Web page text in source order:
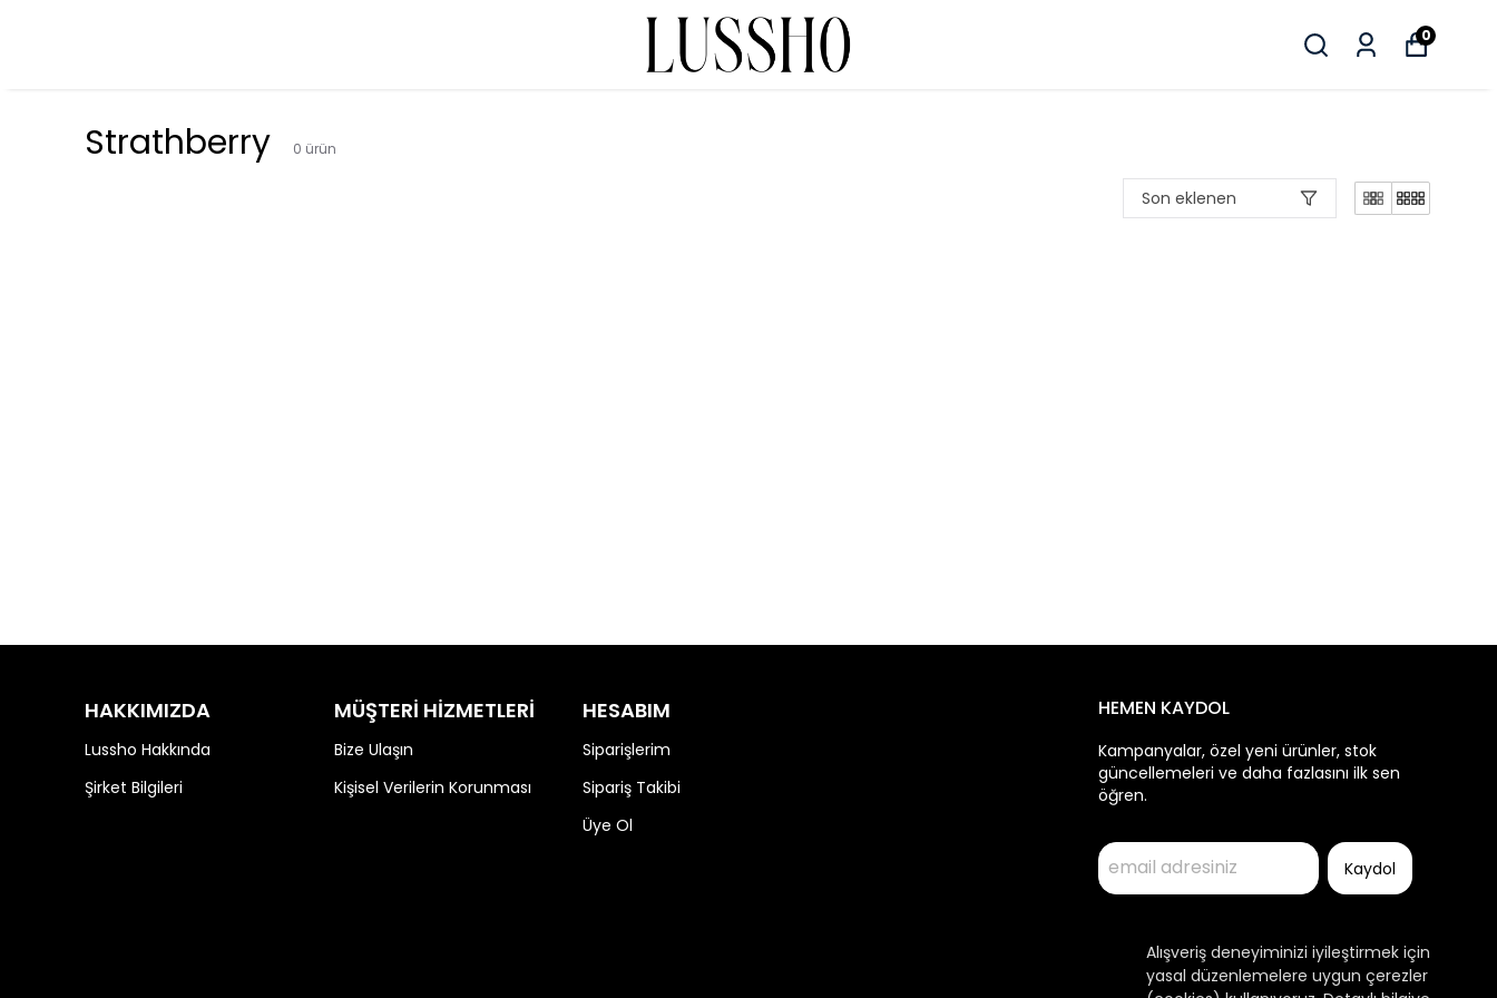
0
Alışveriş deneyiminizi iyileştirmek için
yasal düzenlemelere uygun çerezler
Strathberry 0 ürün
Son eklenen
HAKKIMIZDA
Lussho Hakkında
Şirket Bilgileri
MÜŞTERİ HİZMETLERİ
Bize Ulaşın
Kişisel Verilerin Korunması
HESABIM
Siparişlerim
Sipariş Takibi
Üye Ol
HEMEN KAYDOL
Kampanyalar, özel yeni ürünler, stok
güncellemeleri ve daha fazlasını ilk sen
öğren.
Kaydol